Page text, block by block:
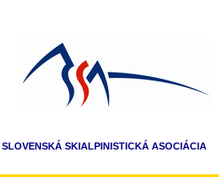
SLOVENSKÁ SKIALPINISTICKÁ ASOCIÁCIA